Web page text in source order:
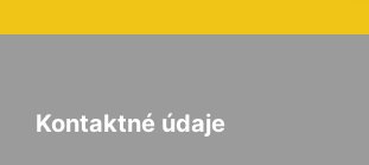
Kontaktné údaje